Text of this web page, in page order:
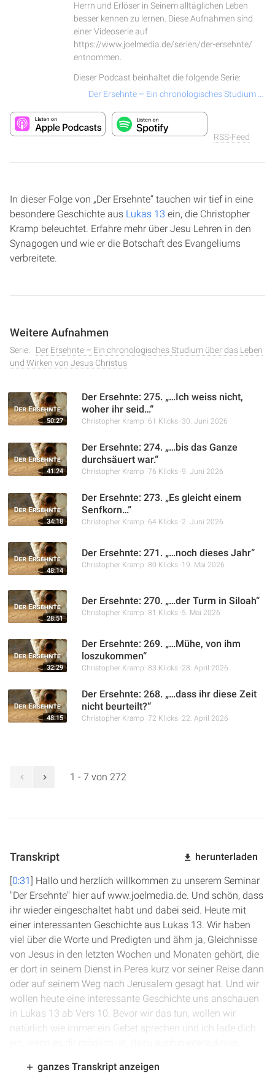
Herrn und Erlöser in Seinem alltäglichen Leben
besser kennen zu lernen. Diese Aufnahmen sind
einer Videoserie auf
https://www.joelmedia.de/serien/der-ersehnte/
entnommen.
Dieser Podcast beinhaltet die folgende Serie:
RSS-Feed
In dieser Folge von „Der Ersehnte“ tauchen wir tief in eine
besondere Geschichte aus Lukas 13 ein, die Christopher
Kramp beleuchtet. Erfahre mehr über Jesu Lehren in den
Synagogen und wie er die Botschaft des Evangeliums
verbreitete.
Weitere Aufnahmen
Serie:
Der Ersehnte – Ein chronologisches Studium über das Leben
und Wirken von Jesus Christus
50:27
Der Ersehnte: 275. „…Ich weiss nicht,
woher ihr seid…“
Christopher Kramp 61 Klicks 30. Juni 2026
41:24
Der Ersehnte: 274. „…bis das Ganze
durchsäuert war.“
Christopher Kramp 76 Klicks 9. Juni 2026
34:18
Der Ersehnte: 273. „Es gleicht einem
Senfkorn…“
Christopher Kramp 64 Klicks 2. Juni 2026
48:14
Der Ersehnte: 271. „…noch dieses Jahr“
Christopher Kramp 80 Klicks 19. Mai 2026
28:51
Der Ersehnte: 270. „…der Turm in Siloah“
Christopher Kramp 81 Klicks 5. Mai 2026
32:29
Der Ersehnte: 269. „…Mühe, von ihm
loszukommen“
Christopher Kramp 83 Klicks 28. April 2026
48:15
Der Ersehnte: 268. „…dass ihr diese Zeit
nicht beurteilt?“
Christopher Kramp 72 Klicks 22. April 2026
1 - 7 von 272
Transkript herunterladen
[0:31] Hallo und herzlich willkommen zu unserem Seminar
"Der Ersehnte" hier auf www.joelmedia.de. Und schön, dass
ihr wieder eingeschaltet habt und dabei seid. Heute mit
einer interessanten Geschichte aus Lukas 13. Wir haben
viel über die Worte und Predigten und ähm ja, Gleichnisse
von Jesus in den letzten Wochen und Monaten gehört, die
er dort in seinem Dienst in Perea kurz vor seiner Reise dann
oder auf seinem Weg nach Jerusalem gesagt hat. Und wir
wollen heute eine interessante Geschichte uns anschauen
in Lukas 13 ab Vers 10. Bevor wir das tun, wollen wir
natürlich wie immer ein Gebet sprechen und ich lade dich
1:18 ] Lieber Vater im Himmel, hab Dank für dein Wort und
ganzes Transkript anzeigen